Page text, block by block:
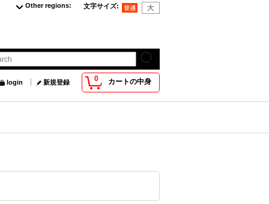
文字サイズ:
Other regions:
0 カートの中身
login 新規登録